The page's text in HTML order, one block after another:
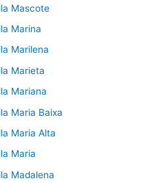
Mascote
Marina
Marilena
Marieta
Mariana
Maria Baixa
Maria Alta
Maria
Madalena